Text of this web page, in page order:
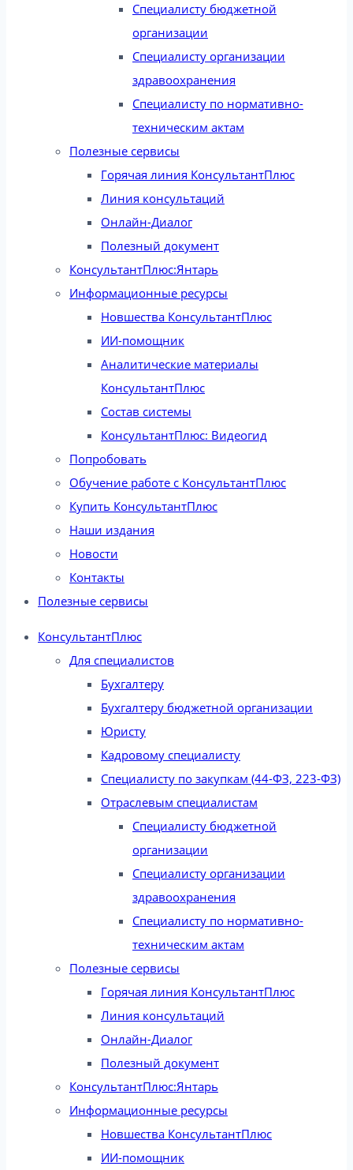
Специалисту бюджетной
организации
Специалисту организации
здравоохранения
Специалисту по нормативно-
техническим актам
Полезные сервисы
Горячая линия КонсультантПлюс
Линия консультаций
Онлайн-Диалог
Полезный документ
КонсультантПлюс:Янтарь
Информационные ресурсы
Новшества КонсультантПлюс
ИИ-помощник
Аналитические материалы
КонсультантПлюс
Состав системы
КонсультантПлюс: Видеогид
Попробовать
Обучение работе с КонсультантПлюс
Купить КонсультантПлюс
Наши издания
Новости
Контакты
Полезные сервисы
КонсультантПлюс
Для специалистов
Бухгалтеру
Бухгалтеру бюджетной организации
Юристу
Кадровому специалисту
Специалисту по закупкам (44-ФЗ, 223-ФЗ)
Отраслевым специалистам
Специалисту бюджетной
организации
Специалисту организации
здравоохранения
Специалисту по нормативно-
техническим актам
Полезные сервисы
Горячая линия КонсультантПлюс
Линия консультаций
Онлайн-Диалог
Полезный документ
КонсультантПлюс:Янтарь
Информационные ресурсы
Новшества КонсультантПлюс
ИИ-помощник